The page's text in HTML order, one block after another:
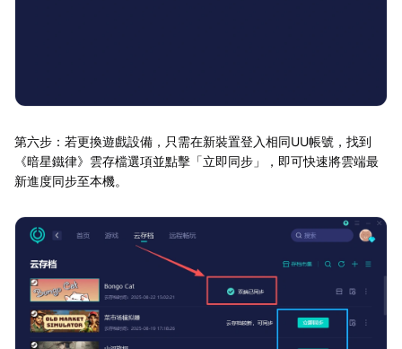
第六步：若更換遊戲設備，只需在新裝置登入相同UU帳號，找到
《暗星鐵律》雲存檔選項並點擊「立即同步」，即可快速將雲端最
新進度同步至本機。